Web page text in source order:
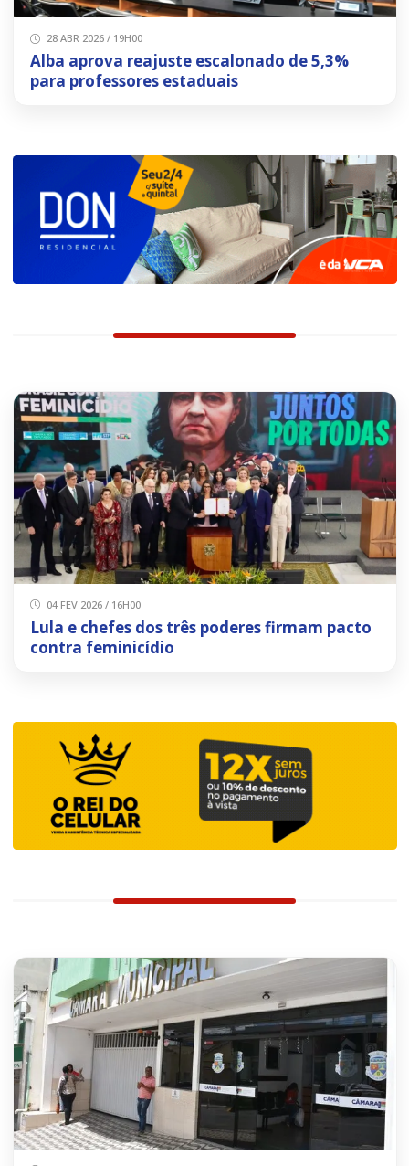
28 ABR 2026 / 19H00
Alba aprova reajuste escalonado de 5,3%
para professores estaduais
04 FEV 2026 / 16H00
Lula e chefes dos três poderes firmam pacto
contra feminicídio